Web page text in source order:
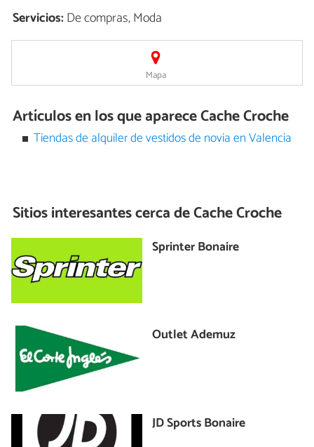
Servicios:De compras, Moda
Mapa
Artículos en los que aparece Cache Croche
Tiendas de alquiler de vestidos de novia en Valencia
Sitios interesantes cerca deCache Croche
Sprinter Bonaire
Outlet Ademuz
JD Sports Bonaire